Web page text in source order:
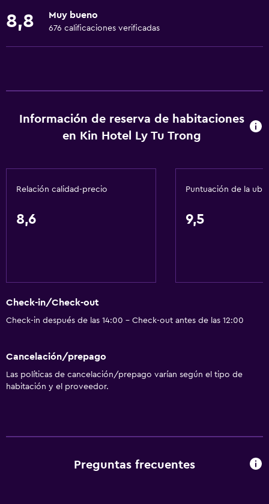
Cambio de divisas
Acceso con tarjeta
Check-out exprés
Habitaciones para fumadores disponibles
Caja fuerte
Extinguidor
Artículos de aseo gratis
Aire acondicionado
Pijamas
8,8 Muy bueno
676 calificaciones verificadas
Información de reserva de habitaciones
en Kin Hotel Ly Tu Trong
Relación calidad-precio
8,6
Puntuación de la
9,5
Check-in/Check-out
Check-in después de las 14:00 - Check-out antes de las 12:00
Cancelación/prepago
Las políticas de cancelación/prepago varían según el tipo de
habitación y el proveedor.
Preguntas frecuentes